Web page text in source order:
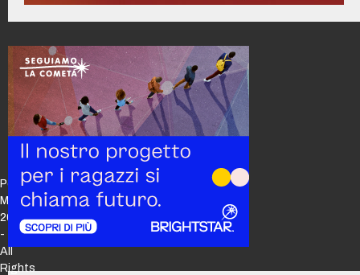
Policy
Maker
2026
-
All
Rights